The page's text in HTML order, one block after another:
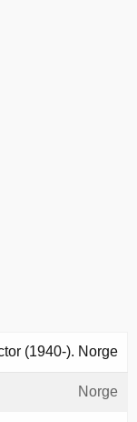
(1940-). Norge
Norge